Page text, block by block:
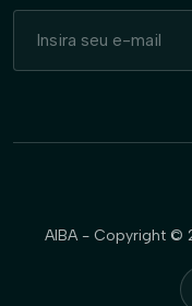
AIBA - Copyright ©